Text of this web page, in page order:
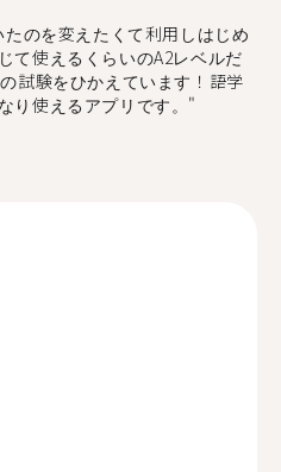
のを変えたくて利用しはじめ
て使えるくらいのA2レベルだ
試験をひかえています！語学
り使えるアプリです。"